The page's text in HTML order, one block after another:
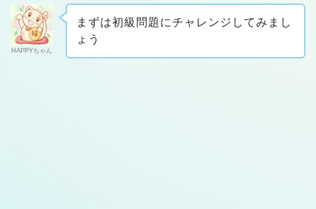
HAPPYちゃん
まずは初級問題にチャレンジしてみまし
ょう